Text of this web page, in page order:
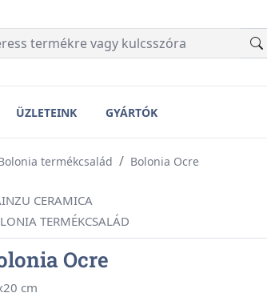
ÜZLETEINK GYÁRTÓK
termékcsalád Bolonia Ocre
CERAMICA
TERMÉKCSALÁD
Ocre
cm